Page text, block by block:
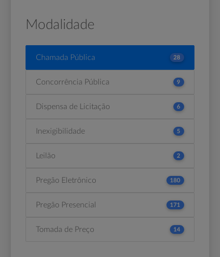
Modalidade
Chamada Pública 28
Concorrência Pública 9
Dispensa de Licitação 6
Inexigibilidade 5
Leilão 2
Pregão Eletrônico 180
Pregão Presencial 171
Tomada de Preço 14